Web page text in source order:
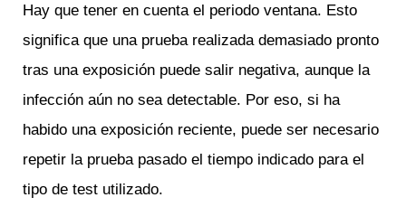
Hay que tener en cuenta el periodo ventana. Esto
significa que una prueba realizada demasiado pronto
tras una exposición puede salir negativa, aunque la
infección aún no sea detectable. Por eso, si ha
habido una exposición reciente, puede ser necesario
repetir la prueba pasado el tiempo indicado para el
tipo de test utilizado.